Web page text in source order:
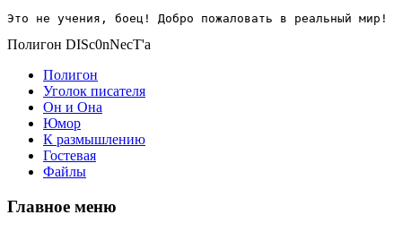
Это не учения, боец! Добро пожаловать в реальный мир!
Полигон DISc0nNecT'a
Полигон
Уголок писателя
Он и Она
Юмор
К размышлению
Гостевая
Файлы
Главное меню